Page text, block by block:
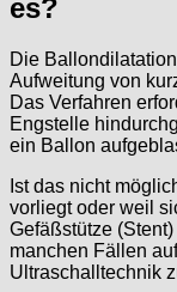
es?
Die
Aufweitung von
Das Verfahren
Engstelle
ein Ballon
Ist das nicht
vorliegt oder weil
Gefäßstütze
manchen Fällen
Ultraschalltechnik